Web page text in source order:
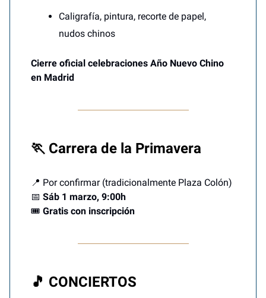
Caligrafía, pintura, recorte de papel,
nudos chinos
Cierre oficial celebraciones Año Nuevo Chino
en Madrid
🏃 Carrera de la Primavera
📍 Por confirmar (tradicionalmente Plaza Colón)
📅 Sáb 1 marzo, 9:00h
🎟️ Gratis con inscripción
🎵 CONCIERTOS